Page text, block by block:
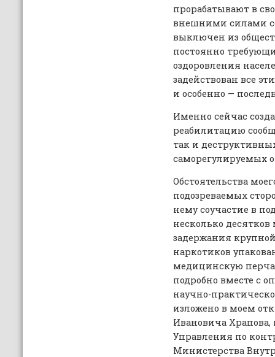
прорабатывают в
внешними силами
выключен из
постоянно
оздоровления
задействован все
и особенно —
Именно сейчас
реабилитацию
так и
саморегулируемых
Обстоятельства
подозреваемых
нему соучастие в
несколько
задержания
наркотиков
медицинскую
подробно вместе с
научно-
изложено в моем
Ивановича Храпова,
Управления по
Министерства